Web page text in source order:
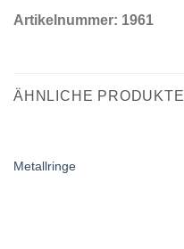
Artikelnummer: 1961
ÄHNLICHE PRODUKTE
Metallringe